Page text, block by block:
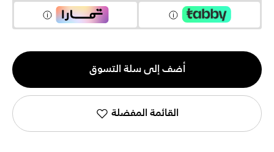
الكمية
1
أضف إلى سلة التسوق
القائمة المفضلة